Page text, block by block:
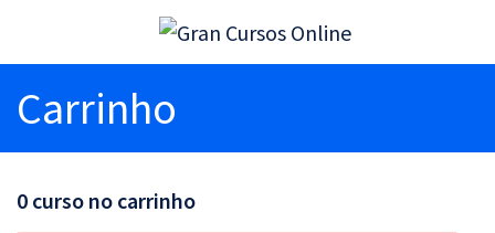
Carrinho
0 curso no carrinho